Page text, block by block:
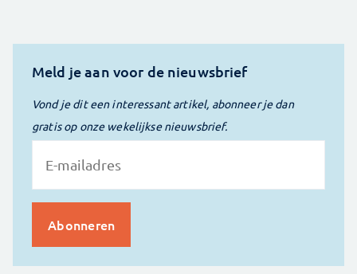
Meld je aan voor de nieuwsbrief
Vond je dit een interessant artikel, abonneer je dan
gratis op onze wekelijkse nieuwsbrief.